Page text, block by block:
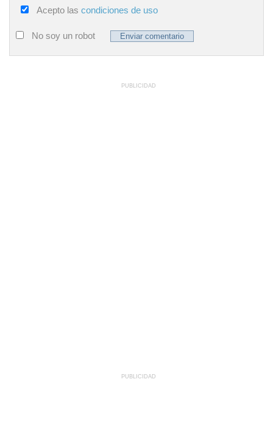
Acepto las condiciones de uso
No soy un robot
PUBLICIDAD
PUBLICIDAD